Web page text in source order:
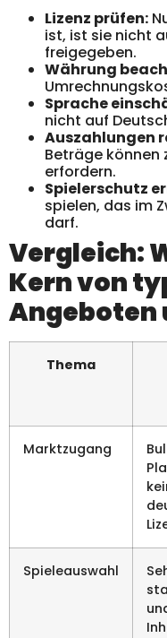
Lizenz prüfen:
ist, ist sie nicht
freigegeben.
Währung
Sprache
nicht auf
Auszahlungen
Beträge können
erfordern.
Spielerschutz
spielen, das im
darf.
Vergleich:
Kern von
Angeboten
Thema
Marktzugang
Spieleauswahl